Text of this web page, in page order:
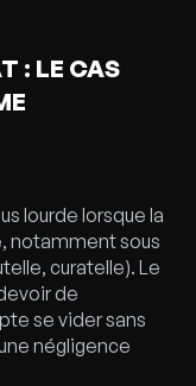
: LE CAS
lourde lorsque la
notamment sous
curatelle). Le
de
se vider sans
négligence